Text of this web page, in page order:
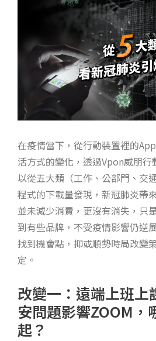
在疫情當下，從行動裝置裡的
活方式的變化，透過Vpon威朋行
以從五大類（工作、公部門、交
程式的下載量發現，新冠肺炎帶
並未減少消費，更沒有消失，只
到有些品牌，不受疫情影響仍逆
找到機會點，抑或順勢時局改變
定。
改變一：遠端上班上
安問題影響ZOOM，
起？